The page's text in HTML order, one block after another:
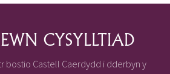
CYSYLLTIAD
bostio Castell Caerdydd i dderbyn y